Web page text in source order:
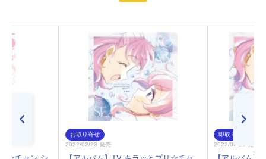
お取り寄せ
2022/02/23 発売
即取り
2022/02/23 発売